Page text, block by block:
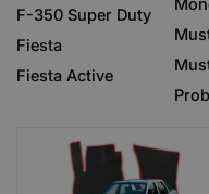
F-350 Super Duty
Fiesta
Fiesta Active